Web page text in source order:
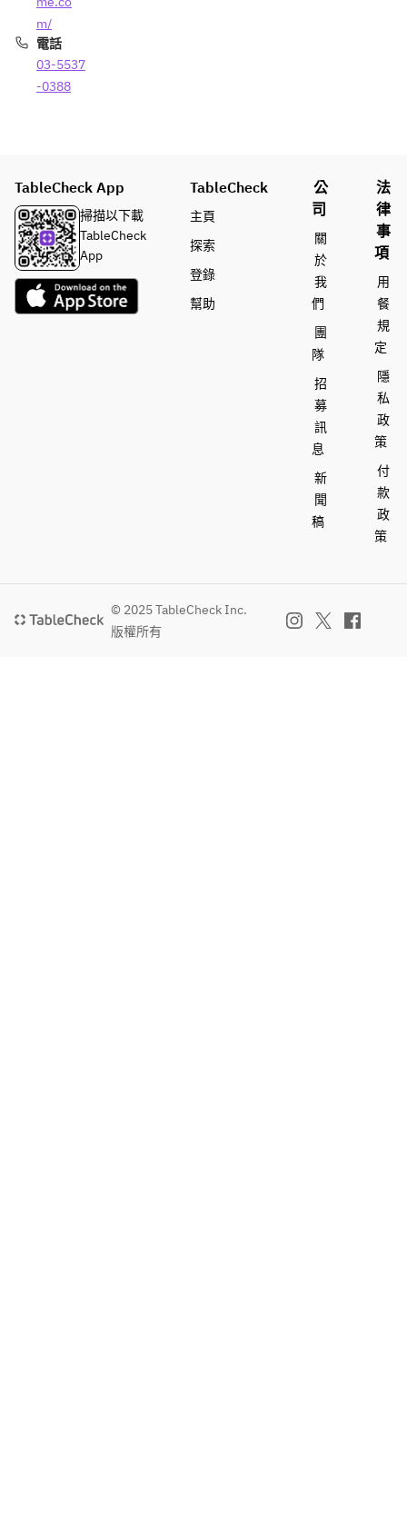
m/
電話
03-5537
-0388
TableCheck App
掃描以下載
TableCheck
App
TableCheck
主頁
探索
登錄
幫助
公
司
關
於
我
們
團
隊
招
募
訊
息
新
聞
稿
法
律
事
項
用
餐
規
定
隱
私
政
策
付
款
政
策
© 2025 TableCheck Inc.
版權所有